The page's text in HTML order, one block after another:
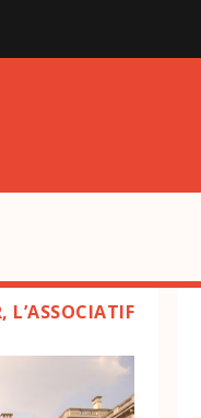
L’ASSOCIATIF